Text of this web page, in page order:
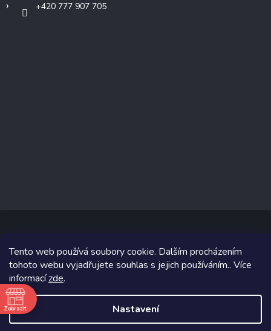
Tento web používá soubory cookie. Dalším procházením
tohoto webu vyjadřujete souhlas s jejich používáním.. Více
informacízde.
Nastavení
+420 777 907 705
Copyright 2026www.prizealize.cz. Všechna práva vyhrazena.
Grafický návrh vytvořil a na Shoptet implementoval
Shoptetak.cz.
Zobrazit